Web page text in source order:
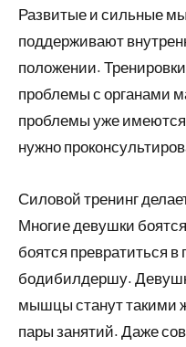
Развитые и сильные
поддерживают
положении.
проблемы с органами
проблемы уже
нужно
Силовой тренинг
Многие девушки
боятся превратиться
бодибилдершу.
мышцы станут такими
пары занятий. Даже